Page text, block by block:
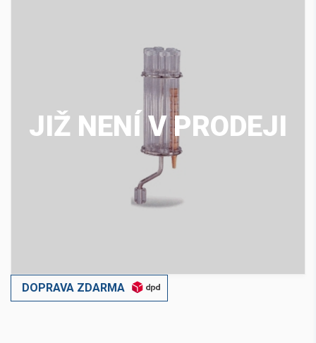
JIŽ NENÍ V PRODEJI
DOPRAVA ZDARMA